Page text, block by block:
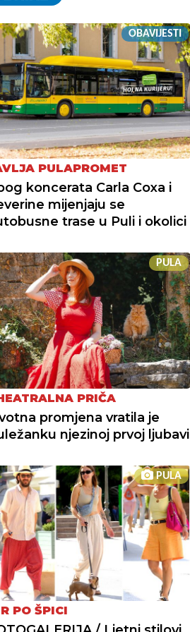
OBAVIJESTI
PULAPROMET
koncerata Carla Coxa i
mijenjaju se
trase u Puli i okolici
PULA
PRIČA
promjena vratila je
njezinoj prvoj ljubavi
PULA
PO ŠPICI